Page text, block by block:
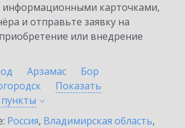
информационными карточками,
и отправьте заявку на
или внедрение
Арзамас
Бор
Показать
пункты
Россия, Владимирская область,